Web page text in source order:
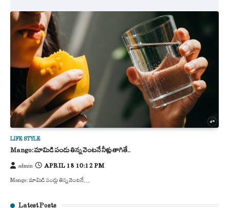
LIFE STYLE
Mango: మామిడి పండు తిన్న వెంటనే నీళ్లు తాగితే..
admin APRIL 18 10:12 PM
Mango: మామిడి పండ్లు తిన్న వెంటనే…
Latest Posts